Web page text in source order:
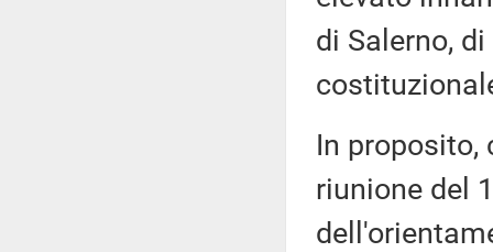
di Salerno,
In proposito,
riunione del